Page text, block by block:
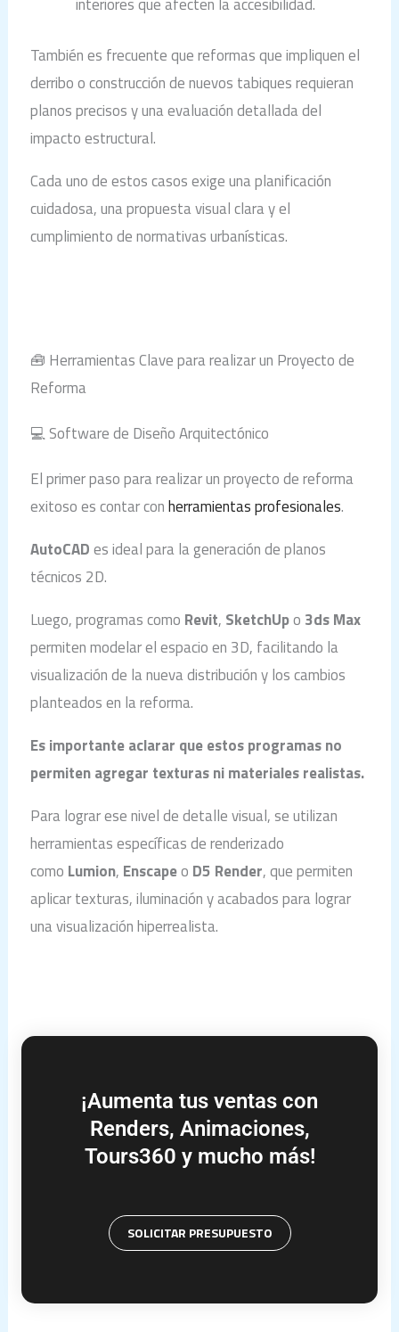
interiores que afecten la accesibilidad.
También es frecuente que reformas que impliquen el
derribo o construcción de nuevos tabiques requieran
planos precisos y una evaluación detallada del
impacto estructural.
Cada uno de estos casos exige una planificación
cuidadosa, una propuesta visual clara y el
cumplimiento de normativas urbanísticas.
🧰 Herramientas Clave para realizar un Proyecto de
Reforma
💻 Software de Diseño Arquitectónico
El primer paso para realizar un proyecto de reforma
exitoso es contar conherramientas profesionales.
AutoCADes ideal para la generación de planos
técnicos 2D.
Luego, programas como Revit, SketchUpo 3ds Max
permiten modelar el espacio en 3D, facilitando la
visualización de la nueva distribución y los cambios
planteados en la reforma.
Es importante aclarar que estos programas no
permiten agregar texturas ni materiales realistas.
Para lograr ese nivel de detalle visual, se utilizan
herramientas específicas de renderizado
como Lumion, Enscapeo D5 Render, que permiten
aplicar texturas, iluminación y acabados para lograr
una visualización hiperrealista.
¡Aumenta tus ventas con
Renders, Animaciones,
Tours360 y mucho más!
SOLICITAR PRESUPUESTO